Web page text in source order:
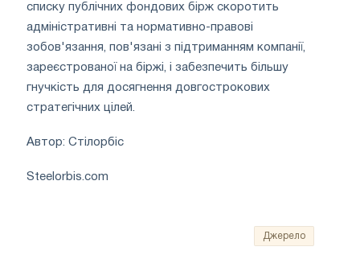
списку публічних фондових бірж скоротить
адміністративні та нормативно-правові
зобов'язання, пов'язані з підтриманням компанії,
зареєстрованої на біржі, і забезпечить більшу
гнучкість для досягнення довгострокових
стратегічних цілей.
Автор: Стілорбіс
Steelorbis.com
Джерело